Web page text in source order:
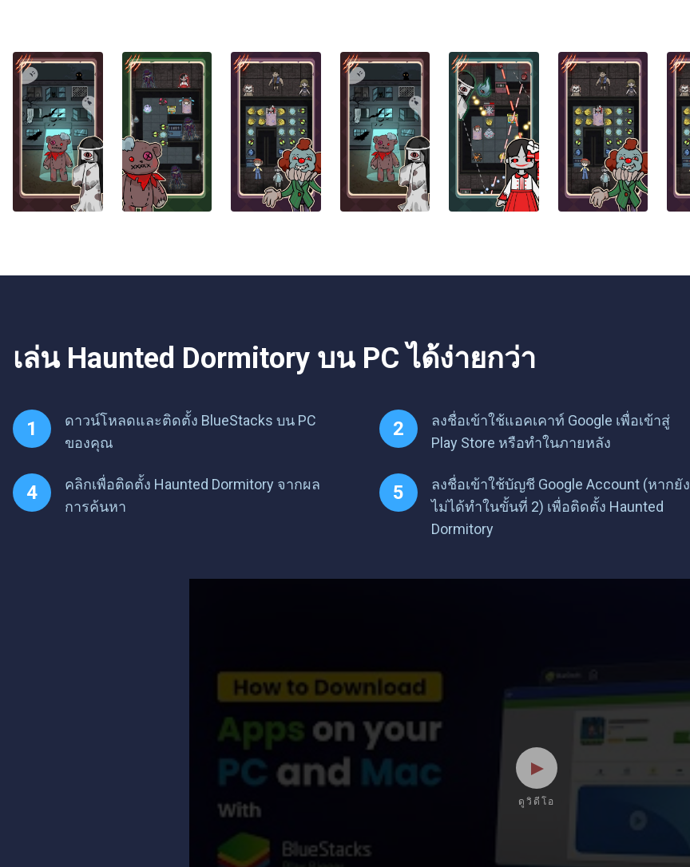
เล่น Haunted Dormitory บน PC ได้ง่ายกว่า
ดาวน์โหลดและติดตั้ง BlueStacks บน PC
ของคุณ
ลงชื่อเข้าใช้แอคเคาท์ Google เพื่อเข้าสู่
Play Store หรือทำในภายหลัง
คลิกเพื่อติดตั้ง Haunted Dormitory จากผล
การค้นหา
ลงชื่อเข้าใช้บัญชี Google Account (หากยัง
ไม่ได้ทำในขั้นที่ 2) เพื่อติดตั้ง Haunted
Dormitory
ดูวิดีโอ